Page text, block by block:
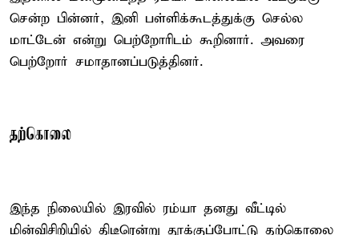
சென்ற பின்னர், இனி பள்ளிக்கூடத்துக்கு செல்ல
மாட்டேன் என்று பெற்றோரிடம் கூறினார். அவரை
பெற்றோர் சமாதானப்படுத்தினர்.
தற்கொலை
இந்த நிலையில் இரவில் ரம்யா தனது வீட்டில்
மின்விசிறியில் திடீரென்று தூக்குப்போட்டு தற்கொலை